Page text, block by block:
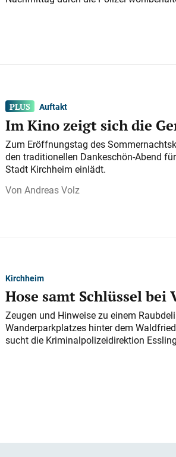
Auftakt
Im Kino zeigt sich die
Zum Eröffnungstag des
den traditionellen Dankeschön-Abend
Stadt Kirchheim einlädt.
Andreas Volz
Kirchheim
Hose samt Schlüssel bei
Zeugen und Hinweise zu einem
Wanderparkplatzes hinter dem
sucht die Kriminalpolizeidirektion